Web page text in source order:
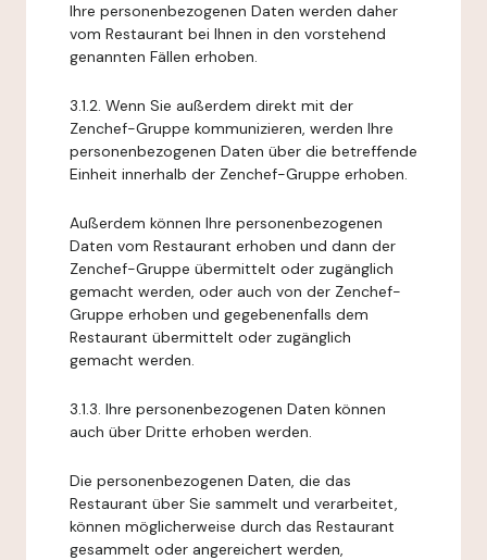
Ihre personenbezogenen Daten werden daher
vom Restaurant bei Ihnen in den vorstehend
genannten Fällen erhoben.
3.1.2. Wenn Sie außerdem direkt mit der
Zenchef-Gruppe kommunizieren, werden Ihre
personenbezogenen Daten über die betreffende
Einheit innerhalb der Zenchef-Gruppe erhoben.
Außerdem können Ihre personenbezogenen
Daten vom Restaurant erhoben und dann der
Zenchef-Gruppe übermittelt oder zugänglich
gemacht werden, oder auch von der Zenchef-
Gruppe erhoben und gegebenenfalls dem
Restaurant übermittelt oder zugänglich
gemacht werden.
3.1.3. Ihre personenbezogenen Daten können
auch über Dritte erhoben werden.
Die personenbezogenen Daten, die das
Restaurant über Sie sammelt und verarbeitet,
können möglicherweise durch das Restaurant
gesammelt oder angereichert werden,